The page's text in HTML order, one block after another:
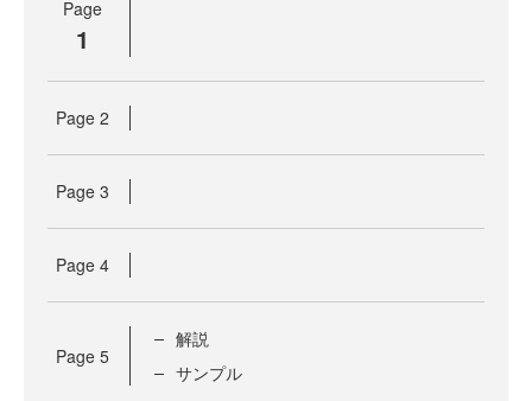
Page
1
Page 2
Page 3
Page 4
Page 5
解説
サンプル